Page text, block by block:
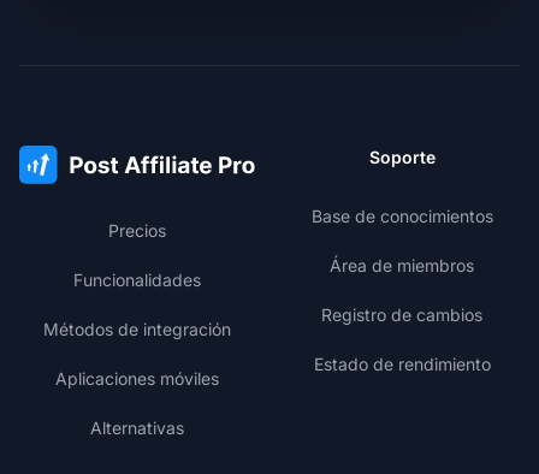
Precios
Funcionalidades
Métodos de integración
Aplicaciones móviles
Alternativas
Soporte
Base de conocimientos
Área de miembros
Registro de cambios
Estado de rendimiento